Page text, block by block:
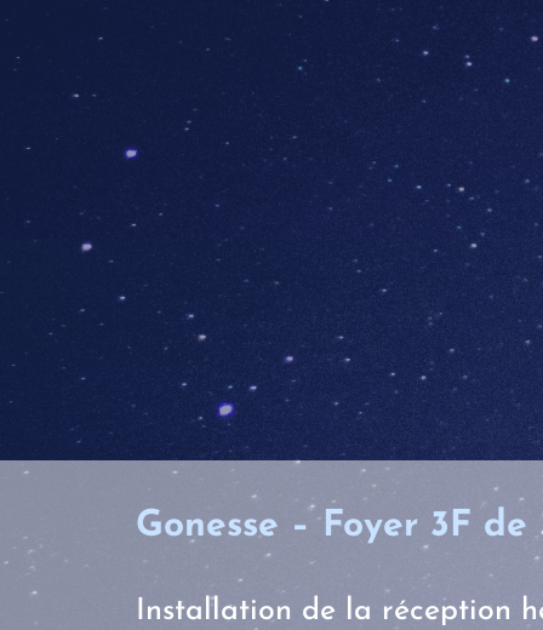
Gonesse – Foyer 3F
Installation de la réception